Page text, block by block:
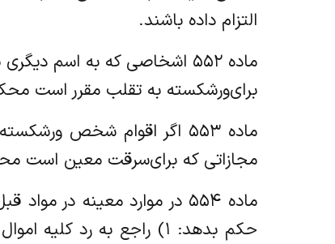
التزام داده باشند.
برای‌ورشکسته به تقلب مقرر است
ماده ۵۵۳ اگر اقوام شخص
مجازاتی که برای‌سرقت معین است
ماده ۵۵۴ در موارد معینه
حکم بدهد: ۱) راجع به